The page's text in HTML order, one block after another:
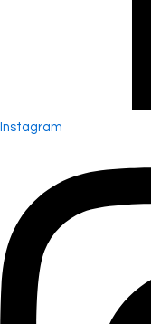
Instagram